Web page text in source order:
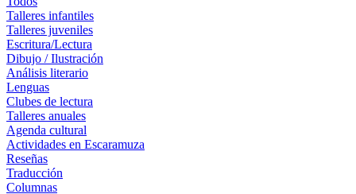
Talleres infantiles
Talleres juveniles
Escritura/Lectura
Dibujo / Ilustración
Análisis literario
Lenguas
Clubes de lectura
Talleres anuales
Agenda cultural
Actividades en Escaramuza
Reseñas
Traducción
Columnas